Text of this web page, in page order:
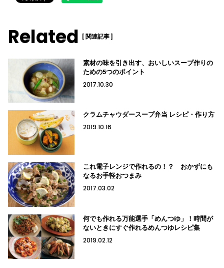
Related [ 関連記事 ]
素材の味を引き出す、おいしいスープ作りの
ための5つのポイント
2017.10.30
クラムチャウダースープ弁当 レシピ・作り方
2019.10.16
これ電子レンジで作れるの！？ おかずにも
なるお手軽おつまみ
2017.03.02
何でも作れる万能選手「めんつゆ」！時間が
ないときにすぐ作れるめんつゆレシピ集
2019.02.12